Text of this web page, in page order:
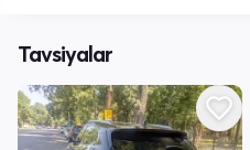
Tavsiyalar